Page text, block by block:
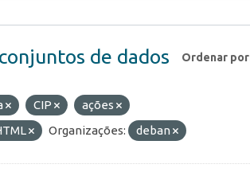
Ordenar por
de dados
CIP
ações
Organizações: deban